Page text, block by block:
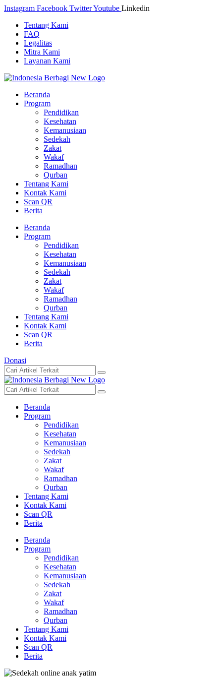
Skip
content
Instagram Facebook TwitterYoutube Linkedin
Tentang Kami
FAQ
Legalitas
Mitra Kami
Layanan Kami
Beranda
Program
Pendidikan
Kesehatan
Kemanusiaan
Sedekah
Zakat
Wakaf
Ramadhan
Qurban
Tentang Kami
Kontak Kami
Scan QR
Berita
Beranda
Program
Pendidikan
Kesehatan
Kemanusiaan
Sedekah
Zakat
Wakaf
Ramadhan
Qurban
Tentang Kami
Kontak Kami
Scan QR
Berita
Donasi
Beranda
Program
Pendidikan
Kesehatan
Kemanusiaan
Sedekah
Zakat
Wakaf
Ramadhan
Qurban
Tentang Kami
Kontak Kami
Scan QR
Berita
Beranda
Program
Pendidikan
Kesehatan
Kemanusiaan
Sedekah
Zakat
Wakaf
Ramadhan
Qurban
Tentang Kami
Kontak Kami
Scan QR
Berita